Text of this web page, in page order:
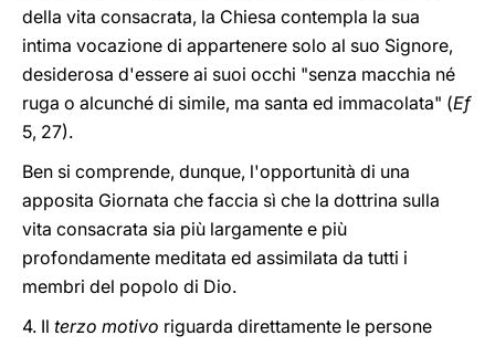
della vita consacrata, la Chiesa contempla la sua
intima vocazione di appartenere solo al suo Signore,
desiderosa d'essere ai suoi occhi "senza macchia né
ruga o alcunché di simile, ma santa ed immacolata" (Ef
5, 27).
Ben si comprende, dunque, l'opportunità di una
apposita Giornata che faccia sì che la dottrina sulla
vita consacrata sia più largamente e più
profondamente meditata ed assimilata da tutti i
membri del popolo di Dio.
4. Il terzo motivo riguarda direttamente le persone